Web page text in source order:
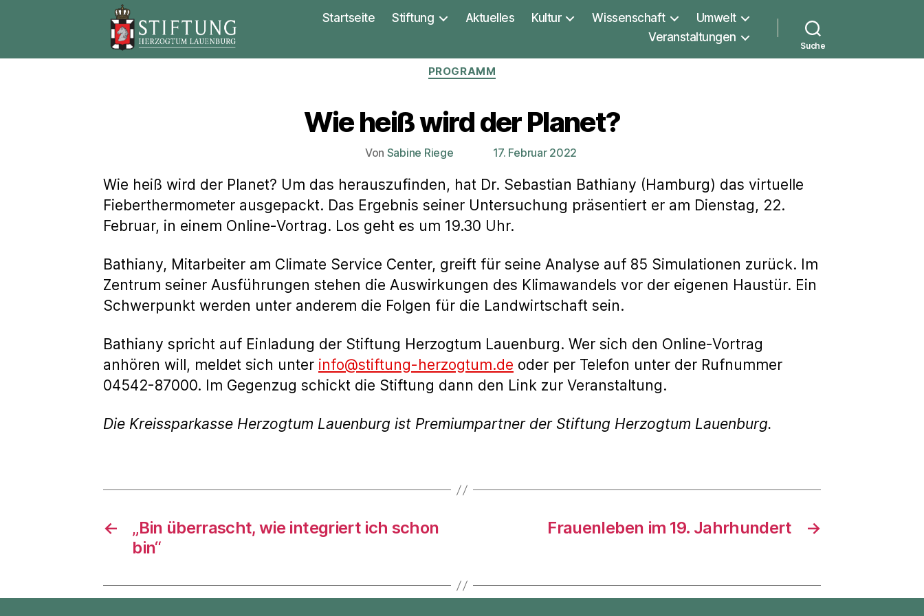
Stiftung
Startseite Stiftung Aktuelles Kultur Wissenschaft
Umwelt
Veranstaltungen
Suche
Kategorien
PROGRAMM
Wie heiß wird der Planet?
Beitragsautor
Von Sabine Riege Veröffentlichungsdatum
17. Februar 2022
Wie heiß wird der Planet? Um das herauszufinden, hat Dr. Sebastian Bathiany (Hamburg) das virtuelle
Fieberthermometer ausgepackt. Das Ergebnis seiner Untersuchung präsentiert er am Dienstag, 22.
Februar, in einem Online-Vortrag. Los geht es um 19.30 Uhr.
Bathiany, Mitarbeiter am Climate Service Center, greift für seine Analyse auf 85 Simulationen zurück. Im
Zentrum seiner Ausführungen stehen die Auswirkungen des Klimawandels vor der eigenen Haustür. Ein
Schwerpunkt werden unter anderem die Folgen für die Landwirtschaft sein.
Bathiany spricht auf Einladung der Stiftung Herzogtum Lauenburg. Wer sich den Online-Vortrag
anhören will, meldet sich unter info@stiftung-herzogtum.de oder per Telefon unter der Rufnummer
04542-87000. Im Gegenzug schickt die Stiftung dann den Link zur Veranstaltung.
Die Kreissparkasse Herzogtum Lauenburg ist Premiumpartner der Stiftung Herzogtum Lauenburg.
←
„Bin überrascht, wie integriert ich schon
bin“
→
Frauenleben im 19. Jahrhundert